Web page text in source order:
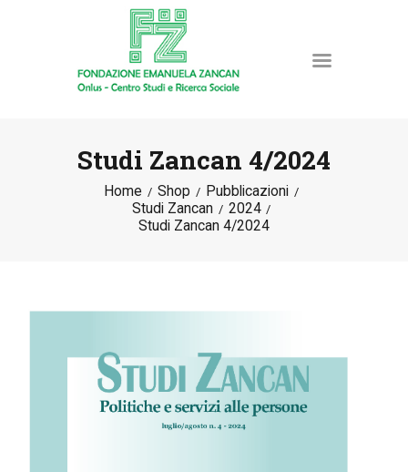
Studi Zancan 4/2024
Home Shop
Pubblicazioni
Studi Zancan
2024
Studi Zancan 4/2024
HOME
LA FONDAZIONE
RISORSE
DONA ORA
CONTATTI
IL MIO ACCOUNT